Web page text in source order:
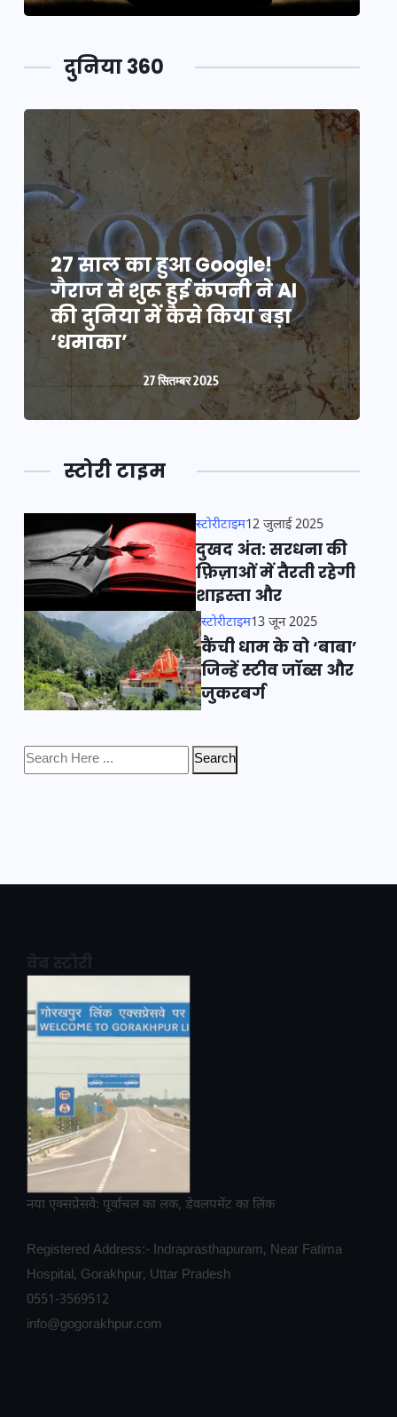
दुनिया 360
27 साल का हुआ Google!
गैराज से शुरू हुई कंपनी ने AI
की दुनिया में कैसे किया बड़ा
‘धमाका’
27 सितम्बर 2025
स्टोरी टाइम
स्टोरीटाइम12 जुलाई 2025
दुखद अंत: सरधना की
फ़िज़ाओं में तैरती रहेगी
शाइस्ता और
स्टोरीटाइम13 जून 2025
कैंची धाम के वो ‘बाबा’
जिन्हें स्टीव जॉब्स और
जुकरबर्ग
Search
नया एक्सप्रेसवे: पूर्वांचल का लक, डेवलपमेंट का लिंक
Registered Address:- Indraprasthapuram, Near Fatima
Hospital, Gorakhpur, Uttar Pradesh
0551-3569512
info@gogorakhpur.com